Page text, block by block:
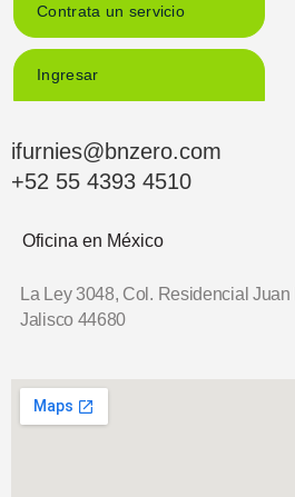
Contrata un servicio
Ingresar
ifurnies@bnzero.com
+52 55 4393 4510
Oficina en México
La Ley 3048, Col. Residencial Juan
Jalisco 44680